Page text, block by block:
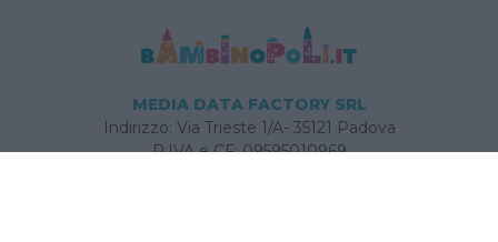
MEDIA DATA FACTORY SRL
Indirizzo: Via Trieste 1/A- 35121 Padova
P.IVA e CF: 09595010969